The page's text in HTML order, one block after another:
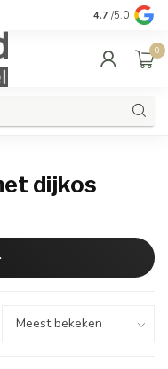
Kwaliteit &
4.7 /5.0
0
dijkos